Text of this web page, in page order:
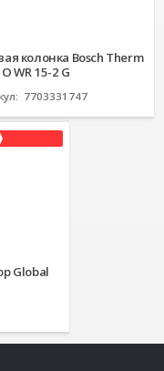
колонка Bosch Therm
WR 15-2 G
7703331747
Global